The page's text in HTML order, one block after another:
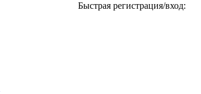
Быстрая регистрация/вход: